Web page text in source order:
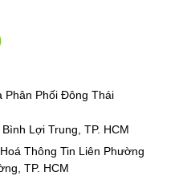
Phân Phối Đông Thái
Lợi Trung, TP. HCM
Thông Tin Liên Phường
TP. HCM